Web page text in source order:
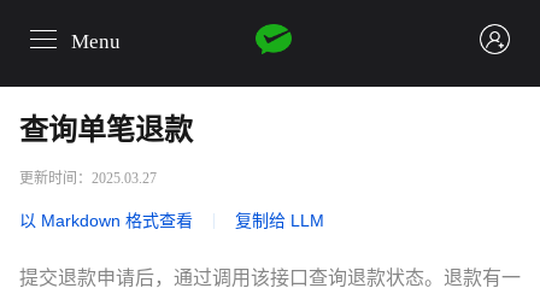
Menu
查询单笔退款
更新时间：2025.03.27
以 Markdown 格式查看 复制给 LLM
提交退款申请后，通过调用该接口查询退款状态。退款有一